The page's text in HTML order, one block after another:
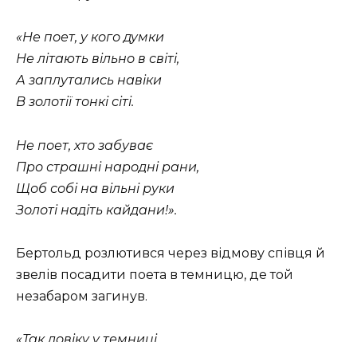
«Не поет, у кого думки
Не літають вільно в світі,
А заплутались навіки
В золотії тонкі сіті.
Не поет, хто забуває
Про страшні народні рани,
Щоб собі на вільні руки
Золоті надіть кайдани!».
Бертольд розлютився через відмову співця й
звелів посадити поета в темницю, де той
незабаром загинув.